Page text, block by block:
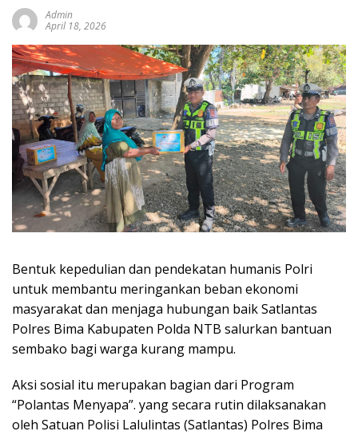
Admin
April 18, 2026
Bentuk kepedulian dan pendekatan humanis Polri
untuk membantu meringankan beban ekonomi
masyarakat dan menjaga hubungan baik Satlantas
Polres Bima Kabupaten Polda NTB salurkan bantuan
sembako bagi warga kurang mampu.
Aksi sosial itu merupakan bagian dari Program
“Polantas Menyapa”. yang secara rutin dilaksanakan
oleh Satuan Polisi Lalulintas (Satlantas) Polres Bima